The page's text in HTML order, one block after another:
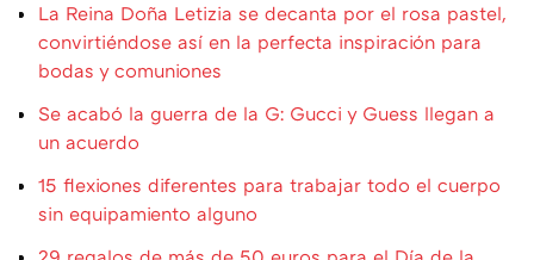
La Reina Doña Letizia se decanta por el rosa pastel,
convirtiéndose así en la perfecta inspiración para
bodas y comuniones
Se acabó la guerra de la G: Gucci y Guess llegan a
un acuerdo
15 flexiones diferentes para trabajar todo el cuerpo
sin equipamiento alguno